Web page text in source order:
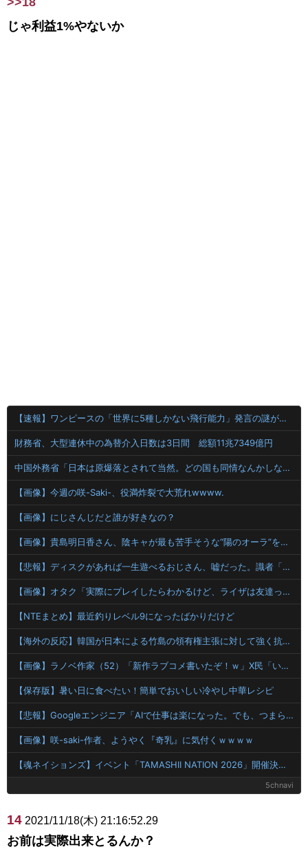
じゃ利益1%やないか
【速報】ワンピースの「世界に5種しかない飛行能力」発言の謎が解けるww..
財務省、大型連休中の為替介入日数は3日間 総額11兆7349億円
中国外務省「日本は原爆落とされて当然。どの国も同情なんかしない」
【画像】今週の咲-Saki-、役満炸裂で大荒れwwww.
【画像】にじさんじだと誰が好きなの？
【画像】貴島明日香さん、陰キャが最も苦手そうな“陽のオーラ”を放つｗｗｗｗ
【悲報】ディスクがあれば一生遊べるおじさん、嘘だった。識者「経年劣化で普通に割れます」
【画像】オタク「実際にプレイしたらわかるけど、ライザは友達って感じで性的な目では見れないｗ」←これ
【NTEまとめ】最近釣りレベル9になったばかりだけど
【海外の反応】韓国が日本による竹島の領有権主張に対して強く抗議したらしい → 「もはや毎年の恒例行事だな」「他のことから国民の目をそらせるからお互いの政府にとって都合がいいんだよ」
【画像】ラノベ作家（52）「新作ラブコメ書いたぞ！ｗ」X民「いい歳こいてラブコメ（笑）恥ずかしくないの？」←やめたれｗと話題に
【保存版】暑い日に食べたい！簡単でおいしい冷やし中華レシピ
【悲報】Googleエンジニア「AIで仕事は楽になった。でも、つまらなくなった」
【画像】咲-saki-作者、ようやく『奇乳』に気付くｗｗｗｗ
【魂ネイションズ】イベント「TAMASHII NATION 2026」開催決定、「開催記念商品」も公開！
5chnavi
14 2021/11/18(木) 21:16:52.29
お前は実際出来とるんか？